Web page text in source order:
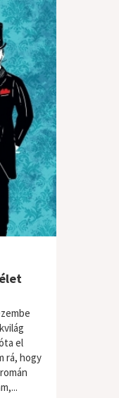
el
rá, hogy